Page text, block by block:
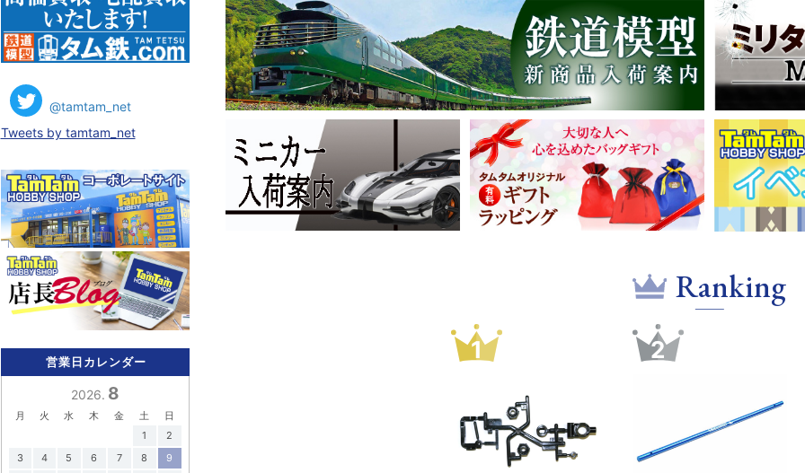
Ranking
1 2
@tamtam_net
Tweets by tamtam_net
営業日カレンダー
2026. 8
月 火 水 木 金 土
日
1
2
3
4 5 6 7 8
9